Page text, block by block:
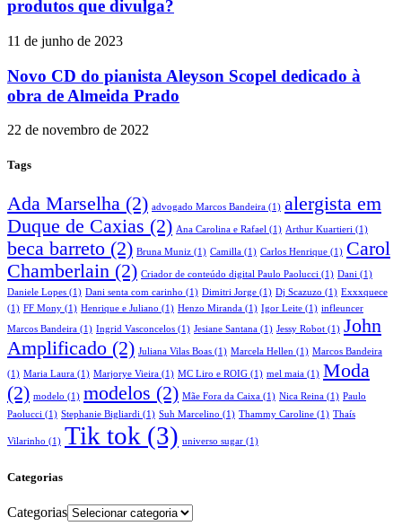
produtos que divulga?
11 de junho de 2023
Novo CD do pianista Aleyson Scopel dedicado à
obra de Almeida Prado
22 de novembro de 2022
Tags
Ada Marselha (2) advogado Marcos Bandeira (1) alergista em
Duque de Caxias (2) Ana Carolina e Rafael (1) Arthur Kuartieri (1)
beca barreto (2) Bruna Muniz (1) Camilla (1) Carlos Henrique (1) Carol
Chamberlain (2) Criador de conteúdo digital Paulo Paolucci (1) Dani (1)
Daniele Lopes (1) Dani senta com carinho (1) Dimitri Jorge (1) Dj Scazuzo (1) Exxxquece
(1) FF Mony (1) Henrique e Juliano (1) Henzo Miranda (1) Igor Leite (1) infleuncer
Marcos Bandeira (1) Ingrid Vasconcelos (1) Jesiane Santana (1) Jessy Robot (1) John
Amplificado (2) Juliana Vilas Boas (1) Marcela Hellen (1) Marcos Bandeira
(1) Maria Laura (1) Marjorye Vieira (1) MC Liro e ROIG (1) mel maia (1) Moda
(2) modelo (1) modelos (2) Mãe Fora da Caixa (1) Nica Reina (1) Paulo
Paolucci (1) Stephanie Bigliardi (1) Suh Marcelino (1) Thammy Caroline (1) Thaís
Vilarinho (1) Tik tok (3) universo sugar (1)
Categorias
Categorias